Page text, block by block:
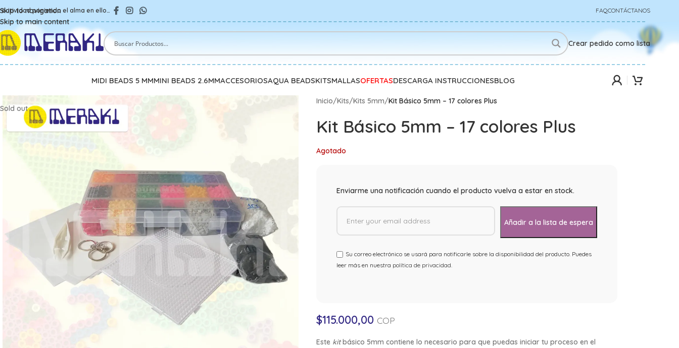
Skip to navigation
Skip to main content
poniendo el alma en ello… FAQCONTÁCTANOS
Crear pedido como lista
MIDI BEADS 5 MMMINI BEADS 2.6MMACCESORIOSAQUA BEADSKITSMALLASOFERTASDESCARGA INSTRUCCIONESBLOG
Sold out
Inicio/Kits/Kits 5mm/Kit Básico 5mm – 17 colores Plus
Kit Básico 5mm – 17 colores Plus
Agotado
Enviarme una notificación cuando el producto vuelva a estar en stock.
Su correo electrónico se usará para notificarle sobre la disponibilidad del producto. Puedes
leer más en nuestra política de privacidad.
$115.000,00 COP
Estekitbásico 5mm contiene lo necesario para que puedas iniciar tu proceso en el